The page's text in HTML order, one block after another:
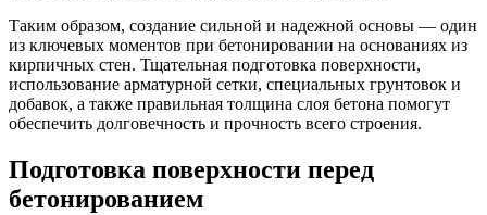
Таким образом, создание сильной и надежной основы — один
из ключевых моментов при бетонировании на основаниях из
кирпичных стен. Тщательная подготовка поверхности,
использование арматурной сетки, специальных грунтовок и
добавок, а также правильная толщина слоя бетона помогут
обеспечить долговечность и прочность всего строения.
Подготовка поверхности перед
бетонированием